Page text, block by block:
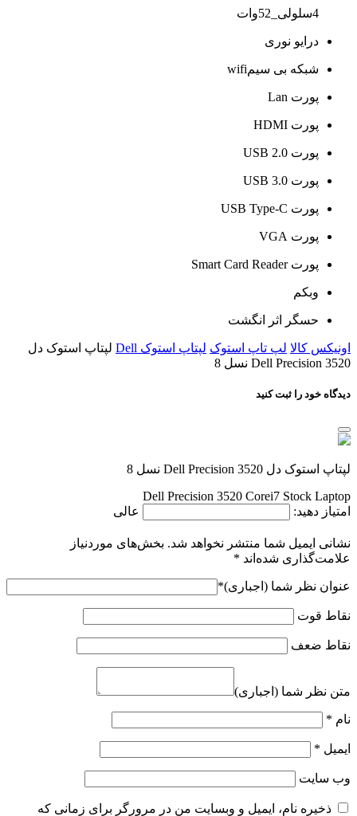
4سلولی_52وات
درایو نوری
شبکه بی سیمwifi
پورت Lan
پورت HDMI
پورت USB 2.0
پورت USB 3.0
پورت USB Type-C
پورت VGA
پورت Smart Card Reader
وبکم
حسگر اثر انگشت
اونیکس کالا لپ تاپ استوک لپتاپ استوک Dell
لپتاپ استوک دل
Dell Precision 3520 نسل 8
دیدگاه خود را ثبت کنید
لپتاپ استوک دل Dell Precision 3520 نسل 8
Dell Precision 3520 Corei7 Stock Laptop
امتیاز دهید:
عالی
نشانی ایمیل شما منتشر نخواهد شد. بخش‌های موردنیاز
علامت‌گذاری شده‌اند *
عنوان نظر شما (اجباری)*
نقاط قوت
نقاط ضعف
متن نظر شما (اجباری)
نام *
ایمیل *
وب‌ سایت
ذخیره نام، ایمیل و وبسایت من در مرورگر برای زمانی که